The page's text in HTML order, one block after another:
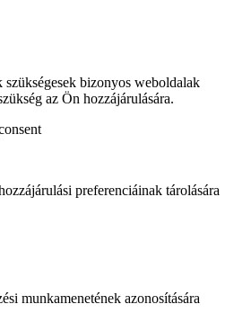
bizonyos weboldalak
az Ön hozzájárulására.
preferenciáinak tárolására
munkamenetének azonosítására